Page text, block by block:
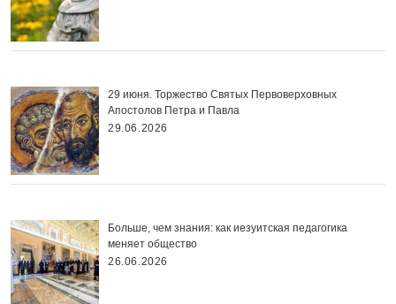
29 июня. Торжество Святых Первоверховных
Апостолов Петра и Павла
29.06.2026
Больше, чем знания: как иезуитская педагогика
меняет общество
26.06.2026